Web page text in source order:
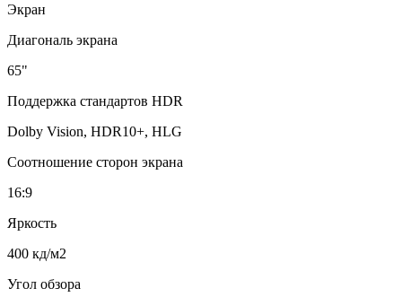
Экран
Диагональ экрана
65"
Поддержка стандартов HDR
Dolby Vision, HDR10+, HLG
Соотношение сторон экрана
16:9
Яркость
400 кд/м2
Угол обзора